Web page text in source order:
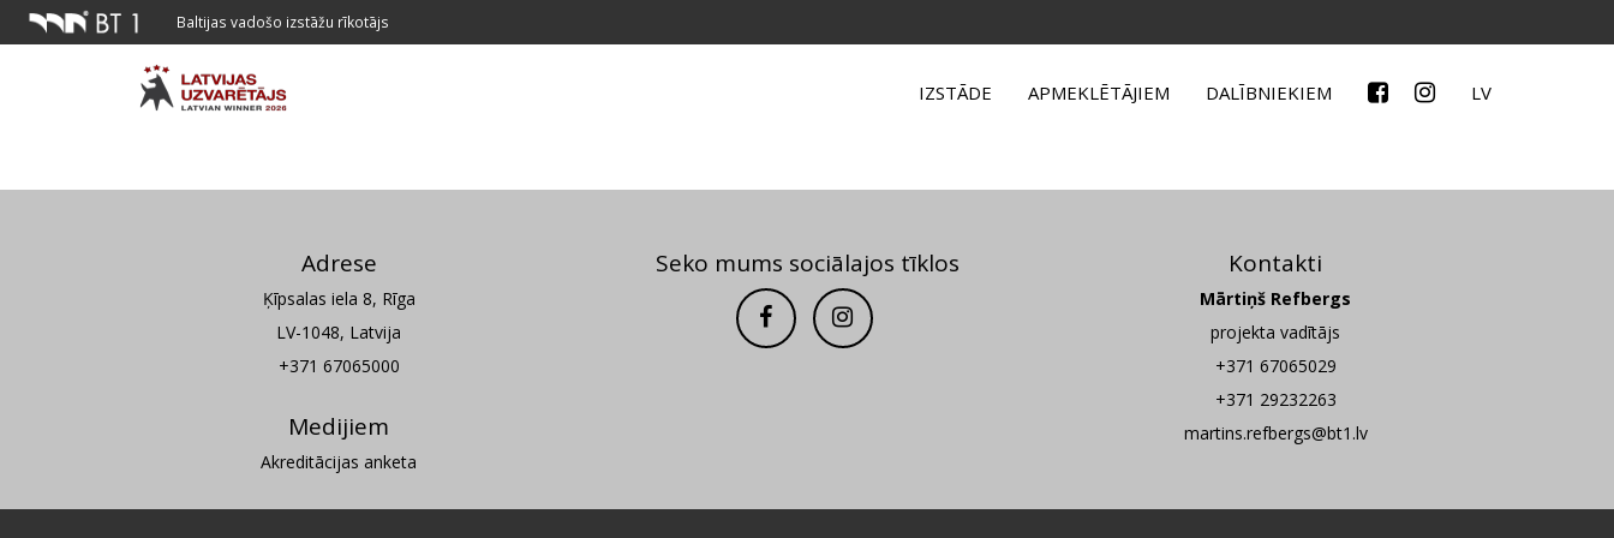
Baltijas vadošo izstāžu rīkotājs
IZSTĀDE APMEKLĒTĀJIEM DALĪBNIEKIEM LV
Adrese
Ķīpsalas iela 8, Rīga
LV-1048, Latvija
+371 67065000
Medijiem
Akreditācijas anketa
Seko mums sociālajos tīklos Kontakti
Mārtiņš Refbergs
projekta vadītājs
+371 67065029
+371 29232263
martins.refbergs@bt1.lv